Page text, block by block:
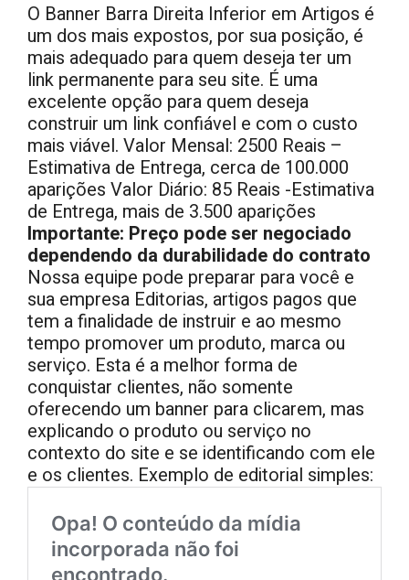
O Banner Barra Direita Inferior em Artigos é
um dos mais expostos, por sua posição, é
mais adequado para quem deseja ter um
link permanente para seu site. É uma
excelente opção para quem deseja
construir um link confiável e com o custo
mais viável. Valor Mensal: 2500 Reais –
Estimativa de Entrega, cerca de 100.000
aparições Valor Diário: 85 Reais -Estimativa
de Entrega, mais de 3.500 aparições
Importante: Preço pode ser negociado
dependendo da durabilidade do contrato
Nossa equipe pode preparar para você e
sua empresa Editorias, artigos pagos que
tem a finalidade de instruir e ao mesmo
tempo promover um produto, marca ou
serviço. Esta é a melhor forma de
conquistar clientes, não somente
oferecendo um banner para clicarem, mas
explicando o produto ou serviço no
contexto do site e se identificando com ele
e os clientes. Exemplo de editorial simples: